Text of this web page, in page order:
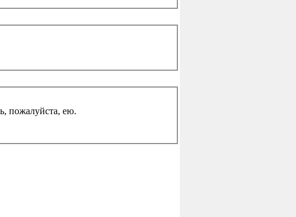
пожалуйста, ею.